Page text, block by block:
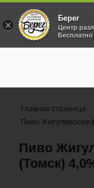
Главная страница
Пиво Жигулевское
Пиво
(Томск)
×
Берег
Центр